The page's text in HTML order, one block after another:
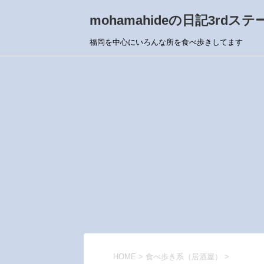
mohamahideの日記3rdステ
福岡を中心にいろんな所を食べ歩きしてます
HOME > 食べ歩き系（居酒屋） >